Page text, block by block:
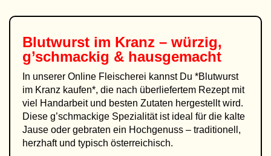
Blutwurst im Kranz – würzig,
g’schmackig & hausgemacht
In unserer Online Fleischerei kannst Du *Blutwurst
im Kranz kaufen*, die nach überliefertem Rezept mit
viel Handarbeit und besten Zutaten hergestellt wird.
Diese g’schmackige Spezialität ist ideal für die kalte
Jause oder gebraten ein Hochgenuss – traditionell,
herzhaft und typisch österreichisch.